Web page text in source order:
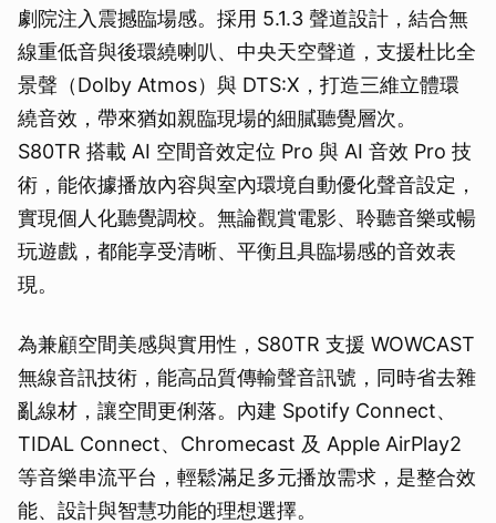
劇院注入震撼臨場感。採用 5.1.3 聲道設計，結合無
線重低音與後環繞喇叭、中央天空聲道，支援杜比全
景聲（Dolby Atmos）與 DTS:X，打造三維立體環
繞音效，帶來猶如親臨現場的細膩聽覺層次。
S80TR 搭載 AI 空間音效定位 Pro 與 AI 音效 Pro 技
術，能依據播放內容與室內環境自動優化聲音設定，
實現個人化聽覺調校。無論觀賞電影、聆聽音樂或暢
玩遊戲，都能享受清晰、平衡且具臨場感的音效表
現。
為兼顧空間美感與實用性，S80TR 支援 WOWCAST
無線音訊技術，能高品質傳輸聲音訊號，同時省去雜
亂線材，讓空間更俐落。內建 Spotify Connect、
TIDAL Connect、Chromecast 及 Apple AirPlay2
等音樂串流平台，輕鬆滿足多元播放需求，是整合效
能、設計與智慧功能的理想選擇。